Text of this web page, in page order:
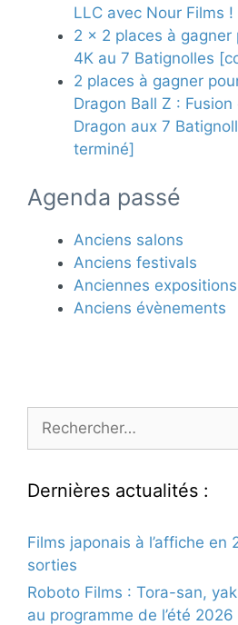
LLC avec Nour Films
2 x 2 places à gagner
4K au 7 Batignolles
2 places à gagner
Dragon Ball Z : Fusion
Dragon aux 7
terminé]
Agenda passé
Anciens salons
Anciens festivals
Anciennes expositions
Anciens évènements
Dernières actualités :
Films japonais à l’affiche en
sorties
Roboto Films : Tora-san,
au programme de l’été 2026